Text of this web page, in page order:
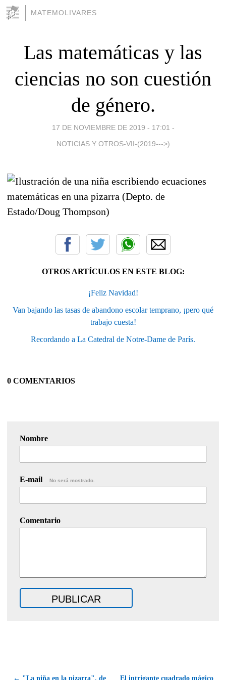
MATEMOLIVARES
Las matemáticas y las
ciencias no son cuestión
de género.
17 DE NOVIEMBRE DE 2019 - 17:01 -
NOTICIAS Y OTROS-VII-(2019--->)
OTROS ARTÍCULOS EN ESTE BLOG:
¡Feliz Navidad!
Van bajando las tasas de abandono escolar temprano, ¡pero qué
trabajo cuesta!
Recordando a La Catedral de Notre-Dame de París.
0 COMENTARIOS
Nombre
E-mail No será mostrado.
Comentario
← "La niña en la pizarra", de El intrigante cuadrado mágico